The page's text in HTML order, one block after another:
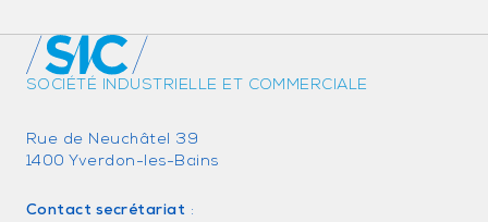
SOCIÉTÉ INDUSTRIELLE ET COMMERCIALE
Rue de Neuchâtel 39
1400 Yverdon-les-Bains
Contact secrétariat :